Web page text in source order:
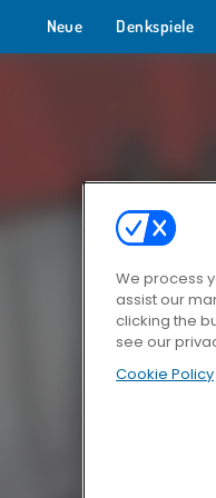
Neue Denkspiele
We process
assist our
clicking the
see our
Cookie Policy